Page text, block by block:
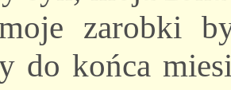
zarobki
do końca